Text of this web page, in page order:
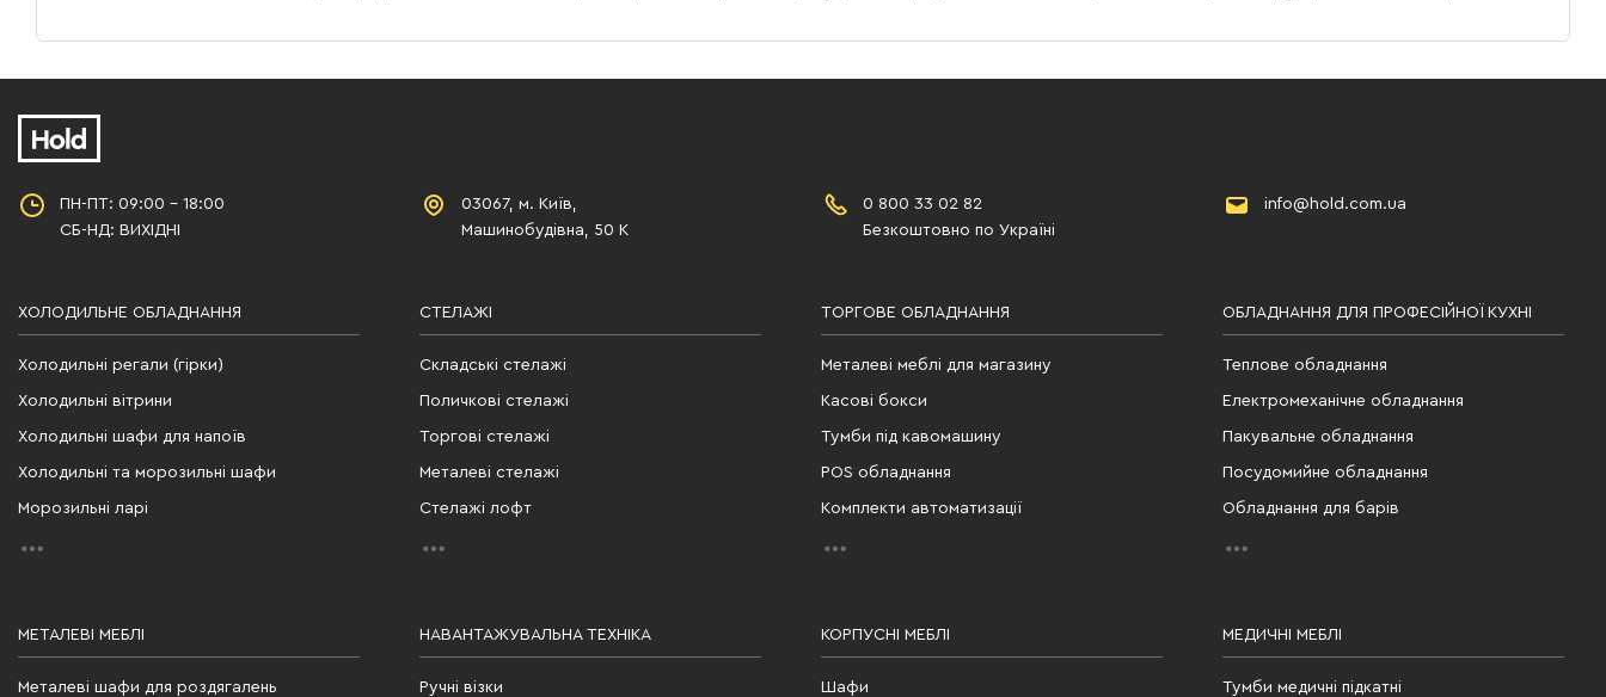
ПН-ПТ: 09:00 - 18:00
СБ-НД: ВИХІДНІ
03067, м. Київ,
Машинобудівна, 50 К
0 800 33 02 82
Безкоштовно по Україні
info@hold.com.ua
ХОЛОДИЛЬНЕ ОБЛАДНАННЯ
Холодильні регали (гірки)
Холодильні вітрини
Холодильні шафи для напоїв
Холодильні та морозильні шафи
Морозильні ларі
СТЕЛАЖІ
Складські стелажі
Поличкові стелажі
Торгові стелажі
Металеві стелажі
Стелажі лофт
ТОРГОВЕ ОБЛАДНАННЯ
Металеві меблі для магазину
Касові бокси
Тумби під кавомашину
POS обладнання
Комплекти автоматизації
ОБЛАДНАННЯ ДЛЯ ПРОФЕСІЙНОЇ КУХНІ
Теплове обладнання
Електромеханічне обладнання
Пакувальне обладнання
Посудомийне обладнання
Обладнання для барів
МЕТАЛЕВІ МЕБЛІ
Металеві шафи для роздягалень
НАВАНТАЖУВАЛЬНА ТЕХНІКА
Ручні візки
КОРПУСНІ МЕБЛІ
Шафи
МЕДИЧНІ МЕБЛІ
Тумби медичні підкатні